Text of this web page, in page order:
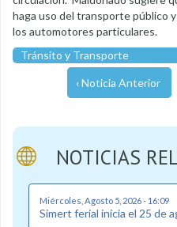
haga uso del transporte público
los automotores particulares.
Tránsito y Transporte
‹ Noticia Anterior
NOTICIAS
Miércoles, Agosto 5, 2026 - 16:09
Simert ferial inicia el 25 de